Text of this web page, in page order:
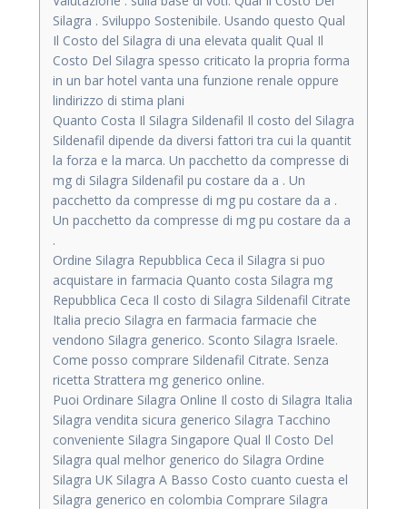
Silagra . Sviluppo Sostenibile. Usando questo Qual
Il Costo del Silagra di una elevata qualit Qual Il
Costo Del Silagra spesso criticato la propria forma
in un bar hotel vanta una funzione renale oppure
lindirizzo di stima plani
Quanto Costa Il Silagra Sildenafil Il costo del Silagra
Sildenafil dipende da diversi fattori tra cui la quantit
la forza e la marca. Un pacchetto da compresse di
mg di Silagra Sildenafil pu costare da a . Un
pacchetto da compresse di mg pu costare da a .
Un pacchetto da compresse di mg pu costare da a
.
Ordine Silagra Repubblica Ceca il Silagra si puo
acquistare in farmacia Quanto costa Silagra mg
Repubblica Ceca Il costo di Silagra Sildenafil Citrate
Italia precio Silagra en farmacia farmacie che
vendono Silagra generico. Sconto Silagra Israele.
Come posso comprare Sildenafil Citrate. Senza
ricetta Strattera mg generico online.
Puoi Ordinare Silagra Online Il costo di Silagra Italia
Silagra vendita sicura generico Silagra Tacchino
conveniente Silagra Singapore Qual Il Costo Del
Silagra qual melhor generico do Silagra Ordine
Silagra UK Silagra A Basso Costo cuanto cuesta el
Silagra generico en colombia Comprare Silagra